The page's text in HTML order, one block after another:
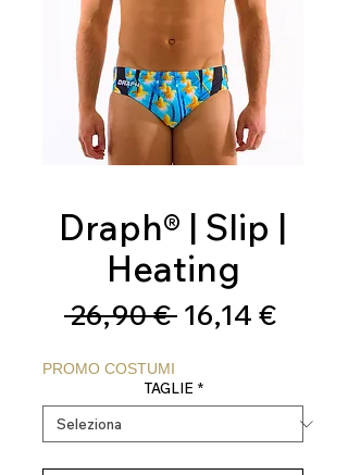
Draph® | Slip |
Heating
26,90 € Prezzo
16,14 €Prezzo
PROMO COSTUMI
TAGLIE *